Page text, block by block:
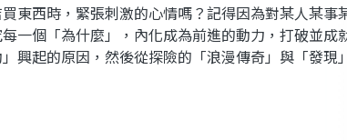
西時，緊張刺激的心情嗎？記得因為對某人某事
一個「為什麼」，內化成為前進的動力，打破並成
興起的原因，然後從探險的「浪漫傳奇」與「發現